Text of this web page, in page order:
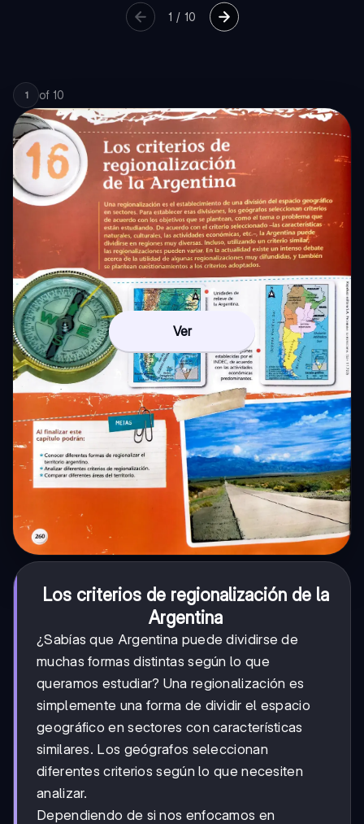
1 / 10
1 of 10
Ver
Los criterios de regionalización de la
Argentina
¿Sabías que Argentina puede dividirse de
muchas formas distintas según lo que
queramos estudiar? Una regionalización es
simplemente una forma de dividir el espacio
geográfico en sectores con características
similares. Los geógrafos seleccionan
diferentes criterios según lo que necesiten
analizar.
Dependiendo de si nos enfocamos en